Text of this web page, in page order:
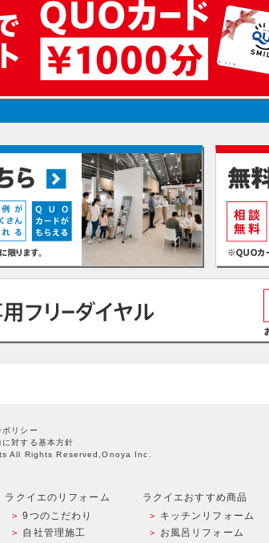
ポリシー
に対する基本方針
All Rights Reserved,Onoya Inc.
ラクイエのリフォーム
9つのこだわり
自社管理施工
ラクイエおすすめ商品
キッチンリフォーム
お風呂リフォーム